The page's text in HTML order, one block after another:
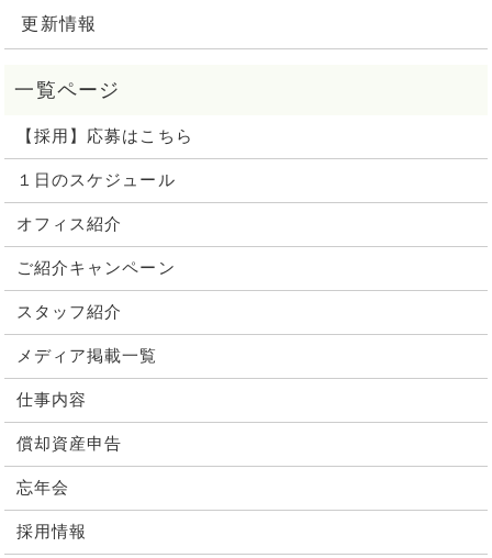
更新情報
【採用】応募はこちら
１日のスケジュール
オフィス紹介
ご紹介キャンペーン
スタッフ紹介
メディア掲載一覧
仕事内容
償却資産申告
忘年会
採用情報